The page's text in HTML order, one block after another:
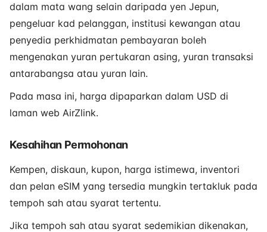
dalam mata wang selain daripada yen Jepun,
pengeluar kad pelanggan, institusi kewangan atau
penyedia perkhidmatan pembayaran boleh
mengenakan yuran pertukaran asing, yuran transaksi
antarabangsa atau yuran lain.
Pada masa ini, harga dipaparkan dalam USD di
laman web AirZlink.
Kesahihan Permohonan
Kempen, diskaun, kupon, harga istimewa, inventori
dan pelan eSIM yang tersedia mungkin tertakluk pada
tempoh sah atau syarat tertentu.
Jika tempoh sah atau syarat sedemikian dikenakan,